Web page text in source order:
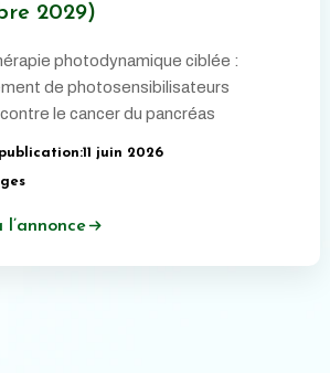
2029)
photodynamique ciblée :
de photosensibilisateurs
le cancer du pancréas
11 juin 2026